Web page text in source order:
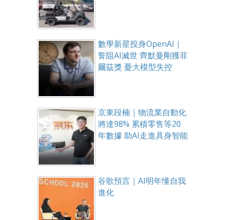
數學新星投身OpenAI｜
誓阻AI滅世 齊默曼剛獲菲
爾茲獎 憂大模型失控
京東段楠｜物流業自動化
將達98% 累積零售等20
年數據 助AI走進具身智能
谷歌預言｜AI明年懂自我
進化